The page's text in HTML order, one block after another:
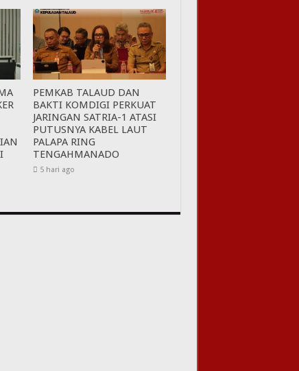
PEMKAB TALAUD DAN
BAKTI KOMDIGI PERKUAT
JARINGAN SATRIA-1 ATASI
PUTUSNYA KABEL LAUT
PALAPA RING
TENGAHMANADO
5 hari ago